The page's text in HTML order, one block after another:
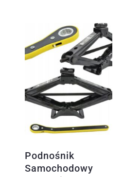
Podnośnik
Samochodowy